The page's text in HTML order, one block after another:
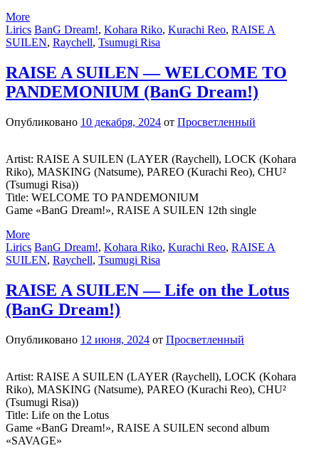
More
Lirics BanG Dream!, Kohara Riko, Kurachi Reo, RAISE A
SUILEN, Raychell, Tsumugi Risa
RAISE A SUILEN — WELCOME TO
PANDEMONIUM (BanG Dream!)
Опубликовано 10 декабря, 2024 от Просветленный
Artist: RAISE A SUILEN (LAYER (Raychell), LOCK (Kohara
Riko), MASKING (Natsume), PAREO (Kurachi Reo), CHU²
(Tsumugi Risa))
Title: WELCOME TO PANDEMONIUM
Game «BanG Dream!», RAISE A SUILEN 12th single
More
Lirics BanG Dream!, Kohara Riko, Kurachi Reo, RAISE A
SUILEN, Raychell, Tsumugi Risa
RAISE A SUILEN — Life on the Lotus
(BanG Dream!)
Опубликовано 12 июня, 2024 от Просветленный
Artist: RAISE A SUILEN (LAYER (Raychell), LOCK (Kohara
Riko), MASKING (Natsume), PAREO (Kurachi Reo), CHU²
(Tsumugi Risa))
Title: Life on the Lotus
Game «BanG Dream!», RAISE A SUILEN second album
«SAVAGE»